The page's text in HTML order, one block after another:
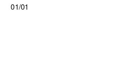
01/01